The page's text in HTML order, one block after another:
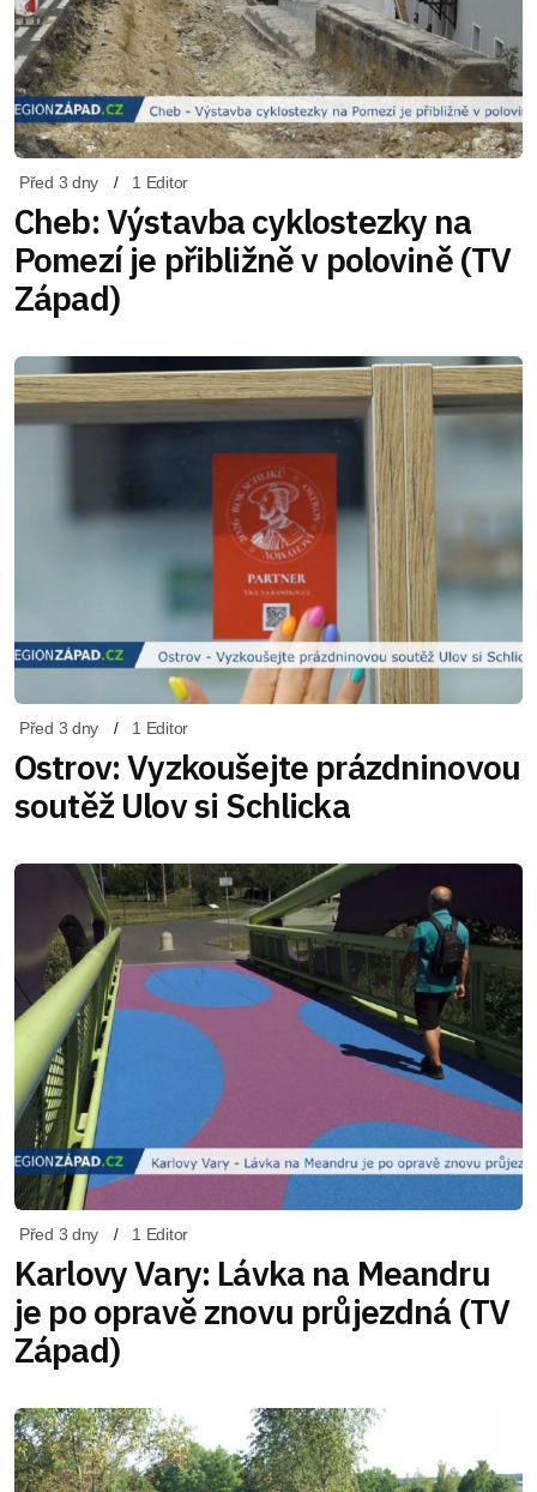
Před 3 dny 1 Editor
Cheb: Výstavba cyklostezky na
Pomezí je přibližně v polovině (TV
Západ)
Před 3 dny 1 Editor
Ostrov: Vyzkoušejte prázdninovou
soutěž Ulov si Schlicka
Před 3 dny 1 Editor
Karlovy Vary: Lávka na Meandru
je po opravě znovu průjezdná (TV
Západ)